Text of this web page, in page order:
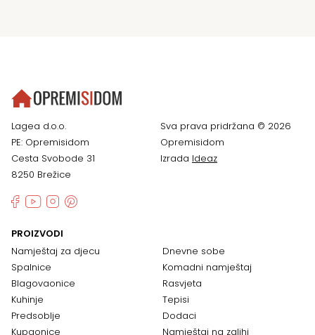
Lagea d.o.o.
PE: Opremisidom
Cesta Svobode 31
8250 Brežice
Sva prava pridržana © 2026
Opremisidom
Izrada Ideaz
PROIZVODI
Namještaj za djecu
Spalnice
Blagovaonice
Kuhinje
Predsoblje
Kupaonice
Dnevne sobe
Komadni namještaj
Rasvjeta
Tepisi
Dodaci
Namještaj na zalihi